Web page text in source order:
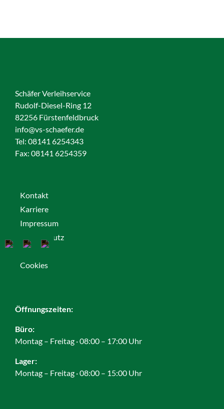
Schäfer Verleihservice
Rudolf-Diesel-Ring 12
82256 Fürstenfeldbruck
info@vs-schaefer.de
Tel: 08141 6254343
Fax: 08141 6254359
Kontakt
Karriere
Impressum
Datenschutz
Cookies
Öffnungszeiten:
Büro:
Montag – Freitag · 08:00 – 17:00 Uhr
Lager:
Montag – Freitag · 08:00 – 15:00 Uhr